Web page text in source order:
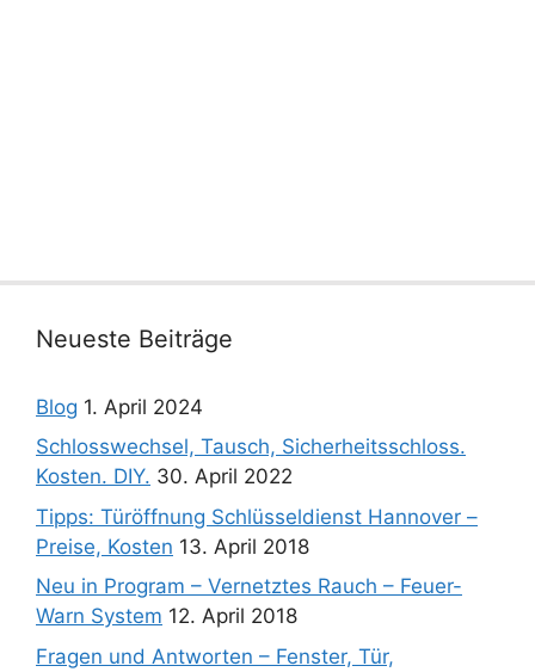
Neueste Beiträge
Blog 1. April 2024
Schlosswechsel, Tausch, Sicherheitsschloss.
Kosten. DIY. 30. April 2022
Tipps: Türöffnung Schlüsseldienst Hannover –
Preise, Kosten 13. April 2018
Neu in Program – Vernetztes Rauch – Feuer-
Warn System 12. April 2018
Fragen und Antworten – Fenster, Tür,